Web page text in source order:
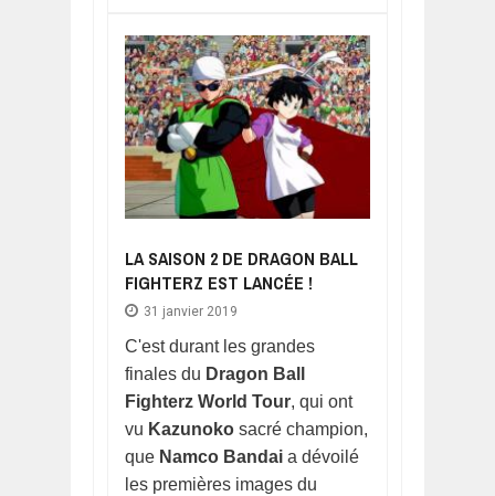
LA SAISON 2 DE DRAGON BALL
FIGHTERZ EST LANCÉE !
31 janvier 2019
C'est durant les grandes
finales du Dragon Ball
Fighterz World Tour, qui ont
vu Kazunoko sacré champion,
que Namco Bandai a dévoilé
les premières images du